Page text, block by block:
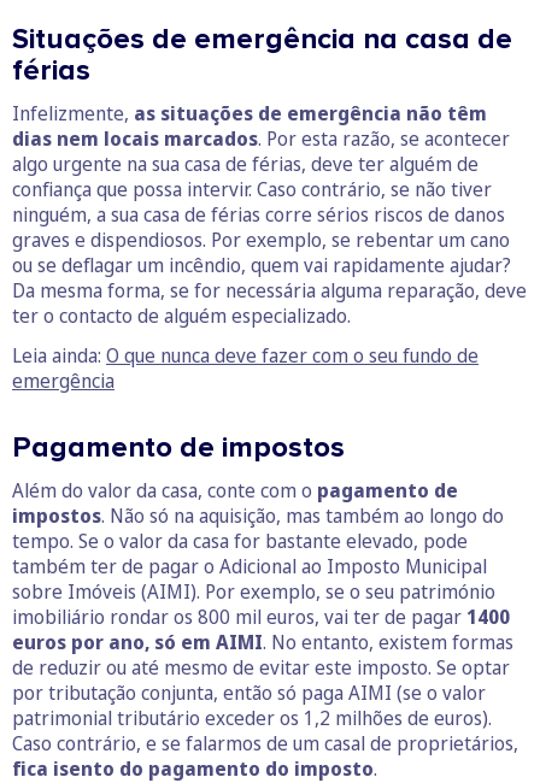
Situações de emergência na casa de
férias
Infelizmente, as situações de emergência não têm
dias nem locais marcados. Por esta razão, se acontecer
algo urgente na sua casa de férias, deve ter alguém de
confiança que possa intervir. Caso contrário, se não tiver
ninguém, a sua casa de férias corre sérios riscos de danos
graves e dispendiosos. Por exemplo, se rebentar um cano
ou se deflagar um incêndio, quem vai rapidamente ajudar?
Da mesma forma, se for necessária alguma reparação, deve
ter o contacto de alguém especializado.
Leia ainda: O que nunca deve fazer com o seu fundo de
emergência
Pagamento de impostos
Além do valor da casa, conte com o pagamento de
impostos. Não só na aquisição, mas também ao longo do
tempo. Se o valor da casa for bastante elevado, pode
também ter de pagar o Adicional ao Imposto Municipal
sobre Imóveis (AIMI). Por exemplo, se o seu património
imobiliário rondar os 800 mil euros, vai ter de pagar 1400
euros por ano, só em AIMI. No entanto, existem formas
de reduzir ou até mesmo de evitar este imposto. Se optar
por tributação conjunta, então só paga AIMI (se o valor
patrimonial tributário exceder os 1,2 milhões de euros).
Caso contrário, e se falarmos de um casal de proprietários,
fica isento do pagamento do imposto.